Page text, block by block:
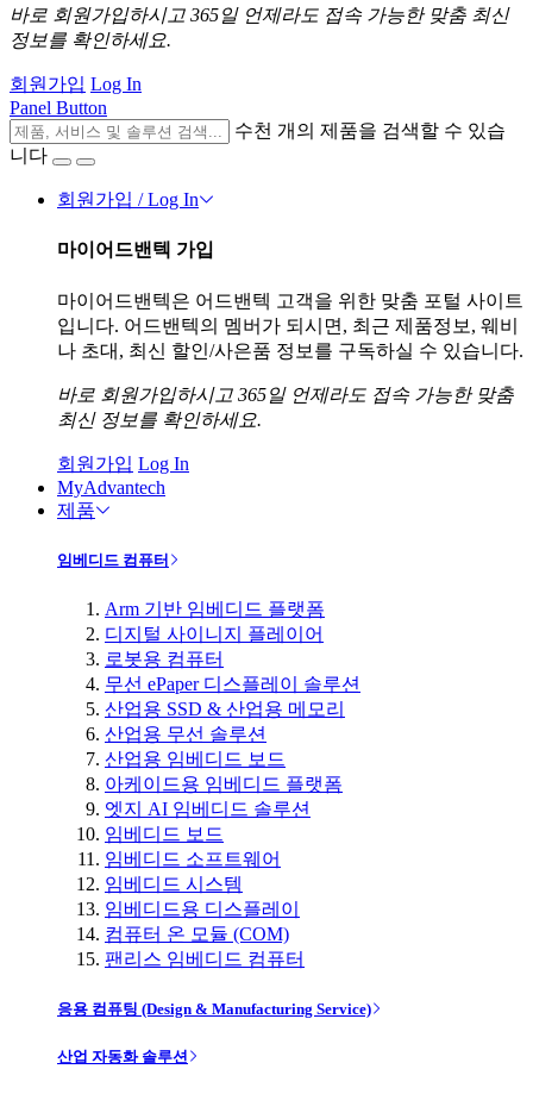
바로 회원가입하시고 365일 언제라도 접속 가능한 맞춤 최신
정보를 확인하세요.
회원가입 Log In
Panel Button
수천 개의 제품을 검색할 수 있습
니다
회원가입 / Log In
마이어드밴텍 가입
마이어드밴텍은 어드밴텍 고객을 위한 맞춤 포털 사이트
입니다. 어드밴텍의 멤버가 되시면, 최근 제품정보, 웨비
나 초대, 최신 할인/사은품 정보를 구독하실 수 있습니다.
바로 회원가입하시고 365일 언제라도 접속 가능한 맞춤
최신 정보를 확인하세요.
회원가입 Log In
MyAdvantech
제품
임베디드 컴퓨터
Arm 기반 임베디드 플랫폼
디지털 사이니지 플레이어
로봇용 컴퓨터
무선 ePaper 디스플레이 솔루션
산업용 SSD & 산업용 메모리
산업용 무선 솔루션
산업용 임베디드 보드
아케이드용 임베디드 플랫폼
엣지 AI 임베디드 솔루션
임베디드 보드
임베디드 소프트웨어
임베디드 시스템
임베디드용 디스플레이
컴퓨터 온 모듈 (COM)
팬리스 임베디드 컴퓨터
응용 컴퓨팅 (Design & Manufacturing Service)
산업 자동화 솔루션